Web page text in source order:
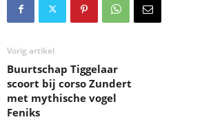
Vorig artikel
Buurtschap Tiggelaar
scoort bij corso Zundert
met mythische vogel
Feniks